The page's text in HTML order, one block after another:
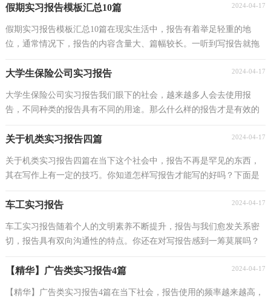
假期实习报告模板汇总10篇 2024-04-17
假期实习报告模板汇总10篇在现实生活中，报告有着举足轻重的地
位，通常情况下，报告的内容含量大、篇幅较长。一听到写报告就拖
大学生保险公司实习报告 2024-04-17
大学生保险公司实习报告我们眼下的社会，越来越多人会去使用报
告，不同种类的报告具有不同的用途。那么什么样的报告才是有效的
关于机类实习报告四篇 2024-04-17
关于机类实习报告四篇在当下这个社会中，报告不再是罕见的东西，
其在写作上有一定的技巧。你知道怎样写报告才能写的好吗？下面是
车工实习报告 2024-04-17
车工实习报告随着个人的文明素养不断提升，报告与我们愈发关系密
切，报告具有双向沟通性的特点。你还在对写报告感到一筹莫展吗？
【精华】广告类实习报告4篇 2024-04-17
【精华】广告类实习报告4篇在当下社会，报告使用的频率越来越高，